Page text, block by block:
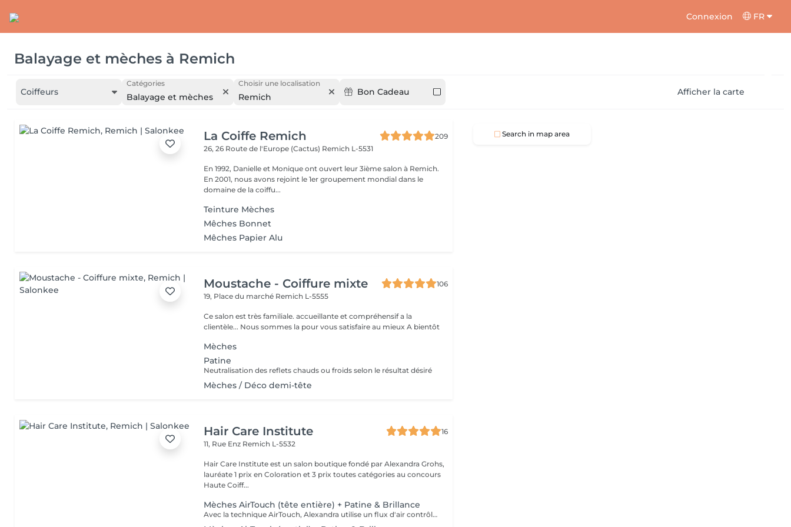
Connexion FR
Balayage et mèches à Remich
Coiffeurs
Catégories
Balayage et mèches
Choisir une localisation
Remich Bon Cadeau Afficher la carte
La Coiffe Remich
209
26, 26 Route de l'Europe (Cactus) Remich L-5531
En 1992, Danielle et Monique ont ouvert leur 3ième salon à Remich.
En 2001, nous avons rejoint le 1er groupement mondial dans le
domaine de la coiffu...
Teinture Mèches
Mêches Bonnet
Mêches Papier Alu
Moustache - Coiffure mixte
106
19, Place du marché Remich L-5555
Ce salon est très familiale. accueillante et compréhensif a la
clientèle... Nous sommes la pour vous satisfaire au mieux A bientôt
Mèches
Patine
Neutralisation des reflets chauds ou froids selon le résultat désiré
Mèches / Déco demi-tête
Hair Care Institute
16
11, Rue Enz Remich L-5532
Hair Care Institute est un salon boutique fondé par Alexandra Grohs,
lauréate 1 prix en Coloration et 3 prix toutes catégories au concours
Haute Coiff...
Mèches AirTouch (tête entière) + Patine & Brillance
Avec la technique AirTouch, Alexandra utilise un flux d'air contrôlé d'un sèche-cheveux pour séparer délicatement et éliminer les cheveux courts, fins ou baby hairs, ainsi que les couches internes de chaque section avant d'appliquer le décolorant. Ainsi, le décolorant est appliqué principalement sur les mèches longues et plus résistantes, créant un résultat plus net, précis et harmonieux. Le rendu final offre une transition douce et diffuse de la couleur naturelle des racines vers les tons plus clairs, sans démarcation visible ni lignes dures. Pourquoi AirTouch est faible entretien? - Croissance naturelle Les mèches se fondent progressivement dans la couleur naturelle, sans ligne de démarcation marquée. De nombreux clients peuvent attendre 3 à 6 mois entre deux séances complètes, contre 8 à 12 semaines avec des techniques de mèches traditionnelles. - Cheveux plus sains - Moins de cheveux fragiles sont éclaircis et l'application est plus sélective et contrôlée, ce qui réduit le stress du cheveu. Le résultat est plus doux, naturel, avec une meilleure qualité générale des cheveux. Quand recommander AirTouch tête entière - Vous souhaitez un maximum de luminosité - Vous souhaitez éclaircir vos cheveux de manière significative - Votre couleur précédente nécessite une correction complète - Ce service crée un résultat global plus clair et transformateur sur l'ensemble de la chevelure.
Search in map area